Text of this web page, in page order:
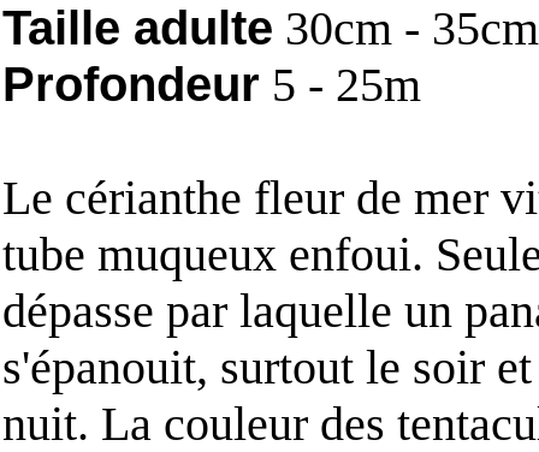
Taille adulte 30cm - 35cm
Profondeur 5 - 25m
Le cérianthe fleur de mer
tube muqueux enfoui.
dépasse par laquelle un
s'épanouit, surtout le soir
nuit. La couleur des